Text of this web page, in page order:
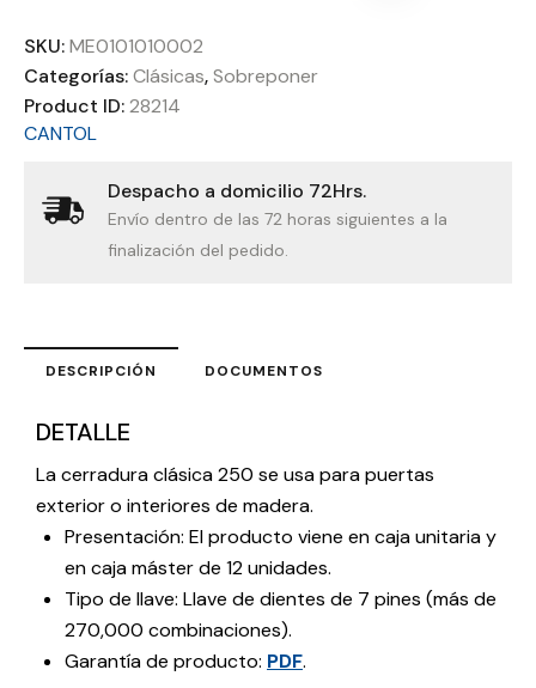
SKU:ME0101010002
Categorías:Clásicas,Sobreponer
Product ID:28214
CANTOL
Despacho a domicilio 72Hrs.
Envío dentro de las 72 horas siguientes a la
finalización del pedido.
DESCRIPCIÓN DOCUMENTOS
DETALLE
La cerradura clásica 250 se usa para puertas
exterior o interiores de madera.
Presentación: El producto viene en caja unitaria y
en caja máster de 12 unidades.
Tipo de llave: Llave de dientes de 7 pines (más de
270,000 combinaciones).
Garantía de producto: PDF.